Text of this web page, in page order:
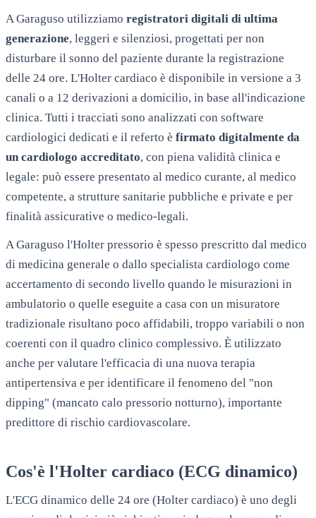
AGaraguso utilizziamo registratori digitali di ultima
generazione, leggeri e silenziosi, progettati per non
disturbare il sonno del paziente durante la registrazione
delle 24 ore. L'Holter cardiaco è disponibile in versione a 3
canali o a 12 derivazioni a domicilio, in base all'indicazione
clinica. Tutti i tracciati sono analizzati con software
cardiologici dedicati e il referto è firmato digitalmente da
un cardiologo accreditato, con piena validità clinica e
legale: può essere presentato al medico curante, al medico
competente, a strutture sanitarie pubbliche e private e per
finalità assicurative o medico-legali.
AGaraguso l'Holter pressorio è spesso prescritto dal medico
di medicina generale o dallo specialista cardiologo come
accertamento di secondo livello quando le misurazioni in
ambulatorio o quelle eseguite a casa con un misuratore
tradizionale risultano poco affidabili, troppo variabili o non
coerenti con il quadro clinico complessivo. È utilizzato
anche per valutare l'efficacia di una nuova terapia
antipertensiva e per identificare il fenomeno del "non
dipping" (mancato calo pressorio notturno), importante
predittore di rischio cardiovascolare.
Cos'è l'Holter cardiaco (ECG dinamico)
L'ECG dinamico delle 24 ore (Holter cardiaco) è uno degli